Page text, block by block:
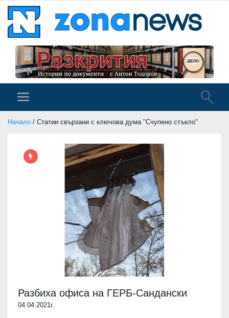
Начало / Статии свързани с ключова дума "Счупено стъкло"
Разбиха офиса на ГЕРБ-Сандански
04.04.2021г.